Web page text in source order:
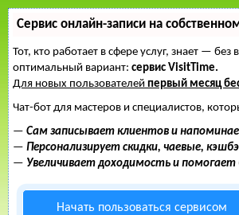
Сервис онлайн-записи на
Тот, кто работает в сфере услуг, знает —
оптимальный вариант: сервис VisitTime.
Для новых пользователей первый месяц
Чат-бот для мастеров и специалистов,
— Сам записывает клиентов и
— Персонализирует скидки, чаевые,
— Увеличивает доходимость и
Начать пользоваться сервисом